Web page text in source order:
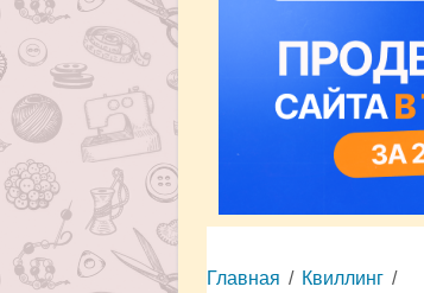
Главная / Квиллинг /